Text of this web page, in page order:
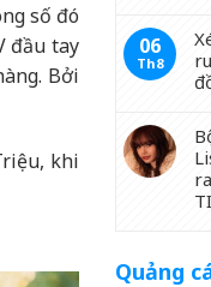
số đó
đầu tay
Bởi
khi
06
Th8
Quảng